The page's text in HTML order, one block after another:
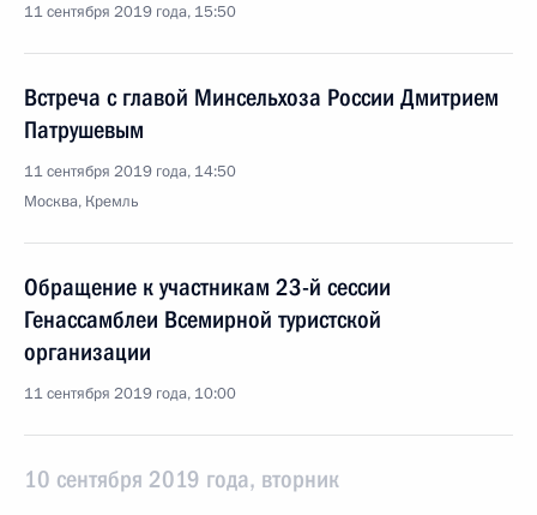
11 сентября 2019 года, 15:50
Встреча с главой Минсельхоза России Дмитрием
Патрушевым
11 сентября 2019 года, 14:50
Москва, Кремль
Обращение к участникам 23-й сессии
Генассамблеи Всемирной туристской
организации
11 сентября 2019 года, 10:00
10 сентября 2019 года, вторник